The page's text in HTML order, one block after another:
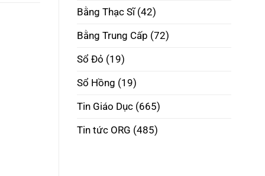
–
Phôi
Đúng
Pháp
Bằng Thạc Sĩ(42)
Bằng Trung Cấp (72)
Sổ Đỏ (19)
Sổ Hồng (19)
Tin Giáo Dục(665)
Tin tức ORG (485)